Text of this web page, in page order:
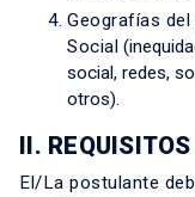
Geografías
Social
social, redes,
otros).
II.
El/La postulante